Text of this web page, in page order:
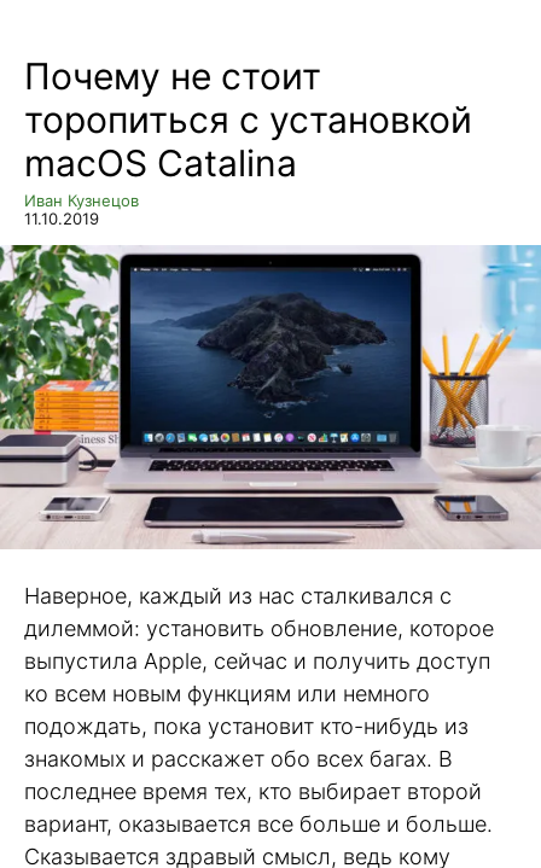
Почему не стоит
торопиться с установкой
macOS Catalina
Иван Кузнецов
11.10.2019
Наверное, каждый из нас сталкивался с
дилеммой: установить обновление, которое
выпустила Apple, сейчас и получить доступ
ко всем новым функциям или немного
подождать, пока установит кто-нибудь из
знакомых и расскажет обо всех багах. В
последнее время тех, кто выбирает второй
вариант, оказывается все больше и больше.
Сказывается здравый смысл, ведь кому